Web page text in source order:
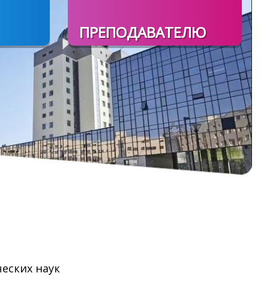
ПРЕПОДАВАТЕЛЮ
наук